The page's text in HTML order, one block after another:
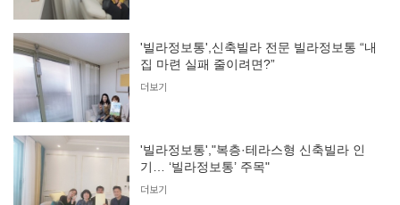
'빌라정보통',신축빌라 전문 빌라정보통 “내
집 마련 실패 줄이려면?”
더보기
'빌라정보통',"복층·테라스형 신축빌라 인
기… ‘빌라정보통’ 주목"
더보기